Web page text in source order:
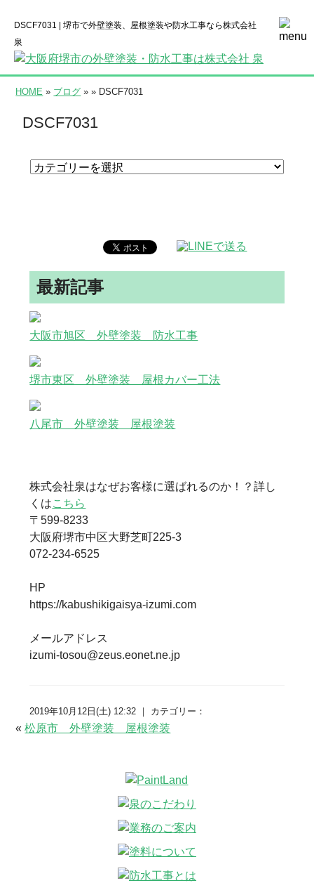
DSCF7031 | 堺市で外壁塗装、屋根塗装や防水工事なら株式会社
泉
HOME » ブログ » » DSCF7031
DSCF7031
最新記事
大阪市旭区 外壁塗装 防水工事
堺市東区 外壁塗装 屋根カバー工法
八尾市 外壁塗装 屋根塗装
株式会社泉はなぜお客様に選ばれるのか！？詳し
くはこちら
〒599-8233
大阪府堺市中区大野芝町225-3
072-234-6525
HP
https://kabushikigaisya-izumi.com
メールアドレス
izumi-tosou@zeus.eonet.ne.jp
2019年10月12日(土) 12:32 ｜ カテゴリー：
«松原市 外壁塗装 屋根塗装